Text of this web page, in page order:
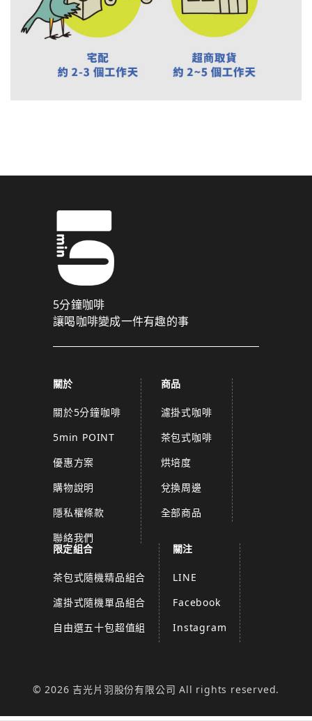
5分鐘咖啡
讓喝咖啡變成一件有趣的事
關於
關於5分鐘咖啡
5min POINT
優惠方案
購物說明
隱私權條款
聯絡我們
商品
濾掛式咖啡
茶包式咖啡
烘培度
兌換周邊
全部商品
限定組合
茶包式隨機精品組合
濾掛式隨機單品組合
自由選五十包超值組
關注
LINE
Facebook
Instagram
© 2026 吉光片羽股份有限公司 All rights reserved.